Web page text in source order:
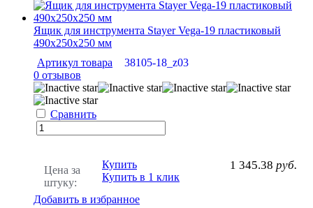
Ящик для инструмента Stayer Vega-19 пластиковый
490х250х250 мм
Артикул товара
38105-18_z03
0 отзывов
Сравнить
Цена за
штуку:
1 345.38 руб.
Купить
Купить в 1 клик
Добавить в избранное